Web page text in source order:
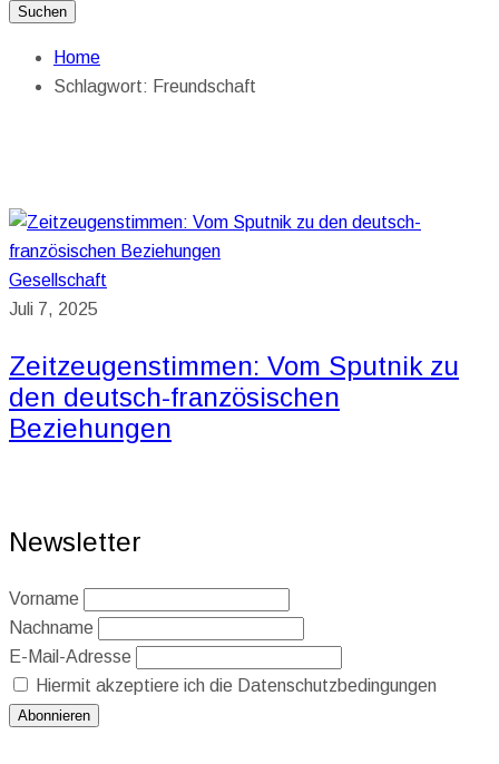
Suchen
Home
Schlagwort: Freundschaft
Gesellschaft
Juli 7, 2025
Zeitzeugenstimmen: Vom Sputnik zu
den deutsch-französischen
Beziehungen
Newsletter
Vorname
Nachname
E-Mail-Adresse
Hiermit akzeptiere ich die Datenschutzbedingungen